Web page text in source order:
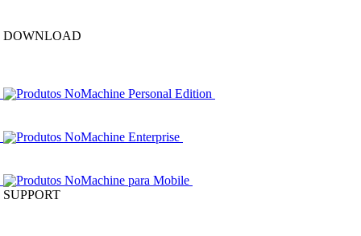
DOWNLOAD
Produtos NoMachine Personal Edition
Produtos NoMachine Enterprise
Produtos NoMachine para Mobile
SUPPORT